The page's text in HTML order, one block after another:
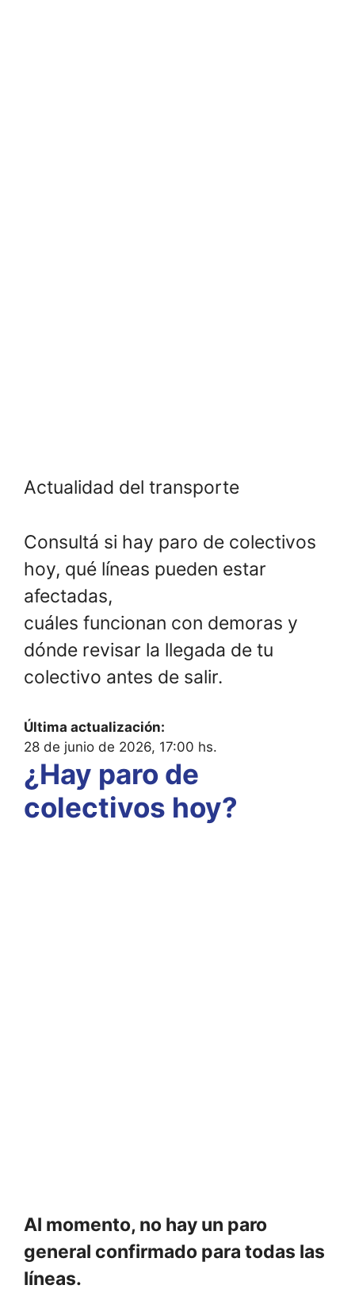
Actualidad del transporte
Consultá si hay paro de colectivos
hoy, qué líneas pueden estar
afectadas,
cuáles funcionan con demoras y
dónde revisar la llegada de tu
colectivo antes de salir.
Última actualización:
28 de junio de 2026, 17:00 hs.
¿Hay paro de
colectivos hoy?
Al momento, no hay un paro
general confirmado para todas las
líneas.